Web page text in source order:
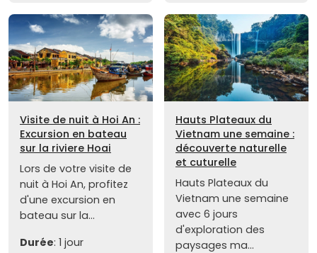
Visite de nuit à Hoi An :
Excursion en bateau
sur la riviere Hoai
Lors de votre visite de
nuit à Hoi An, profitez
d'une excursion en
bateau sur la...
Durée: 1 jour
Hauts Plateaux du
Vietnam une semaine :
découverte naturelle
et cuturelle
Hauts Plateaux du
Vietnam une semaine
avec 6 jours
d'exploration des
paysages ma...